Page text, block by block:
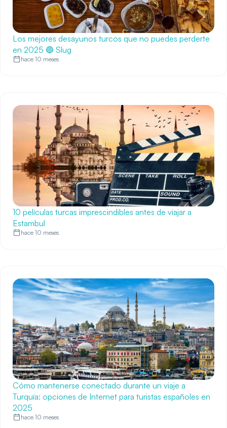
Los mejores desayunos turcos que no puedes perderte
en 2025 🔵 Slug
hace 10 meses
10 películas turcas imprescindibles antes de viajar a
Estambul
hace 10 meses
Cómo mantenerse conectado durante un viaje a
Turquía: opciones de Internet para turistas españoles en
2025
hace 10 meses